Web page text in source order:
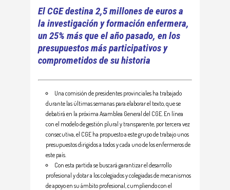
El CGE destina 2,5 millones de euros a
la investigación y formación enfermera,
un 25% más que el año pasado, en los
presupuestos más participativos y
comprometidos de su historia
Una comisión de presidentes provinciales ha trabajado
durante las últimas semanas para elaborar el texto, que se
debatirá en la próxima Asamblea General del CGE. En línea
con el modelo de gestión plural y transparente, por tercera vez
consecutiva, el CGE ha propuesto a este grupo de trabajo unos
presupuestos dirigidos a todos y cada uno de los enfermeros de
este país.
Con esta partida se buscará garantizar el desarrollo
profesional y dotar a los colegiados y colegiadas de mecanismos
de apoyo en su ámbito profesional, cumpliendo con el